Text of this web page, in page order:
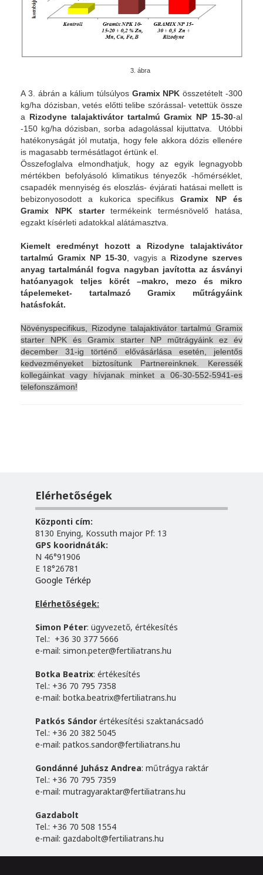
3. ábra
A 3. ábrán a kálium túlsúlyos Gramix NPKösszetételt -300
kg/ha dózisban, vetés előtti telibe szórással- vetettük össze
a Rizodyne talajaktivátor tartalmú Gramix NP 15-30-al
-150 kg/ha dózisban, sorba adagolással kijuttatva. Utóbbi
hatékonyságát jól mutatja, hogy fele akkora dózis ellenére
is magasabb termésátlagot értünk el.
Összefoglalva elmondhatjuk, hogy az egyik legnagyobb
mértékben befolyásoló klimatikus tényezők -hőmérséklet,
csapadék mennyiség és eloszlás- évjárati hatásai mellett is
bebizonyosodott a kukorica specifikusGramix NP és
Gramix NPK startertermékeink termésnövelő hatása,
egzakt kísérleti adatokkal alátámasztva.
Kiemelt eredményt hozott a Rizodyne talajaktivátor
tartalmú Gramix NP 15-30 , vagyis a Rizodyne szerves
anyag tartalmánál fogva nagyban javította az ásványi
hatóanyagok teljes körét –makro, mezo és mikro
tápelemeket- tartalmazó Gramix műtrágyáink
hatásfokát.
Növényspecifikus, Rizodyne talajaktivátor tartalmú Gramix
starter NPK és Gramix starter NP műtrágyáink ez év
december 31-ig történő elővásárlása esetén, jelentős
kedvezményeket biztosítunk Partnereinknek. Keressék
kollegáinkat vagy hívjanak minket a 06-30-552-5941-es
telefonszámon!
Elérhetőségek
Központi cím:
8130 Enying, Kossuth major Pf: 13
GPS kooridnáták:
N 46°91906
E 18°26781
Google Térkép
Elérhetőségek:
Simon Péter: ügyvezető, értékesítés
Tel.: +36 30 377 5666
e-mail: simon.peter@fertiliatrans.hu
Botka Beatrix: értékesítés
Tel.: +36 70 795 7358
e-mail: botka.beatrix@fertiliatrans.hu
Patkós Sándor értékesítési szaktanácsadó
Tel.: +36 20 382 5045
e-mail: patkos.sandor@fertiliatrans.hu
Gondánné Juhász Andrea: műtrágya raktár
Tel.: +36 70 795 7359
e-mail: mutragyaraktar@fertiliatrans.hu
Gazdabolt
Tel.: +36 70 508 1554
e-mail: gazdabolt@fertiliatrans.hu